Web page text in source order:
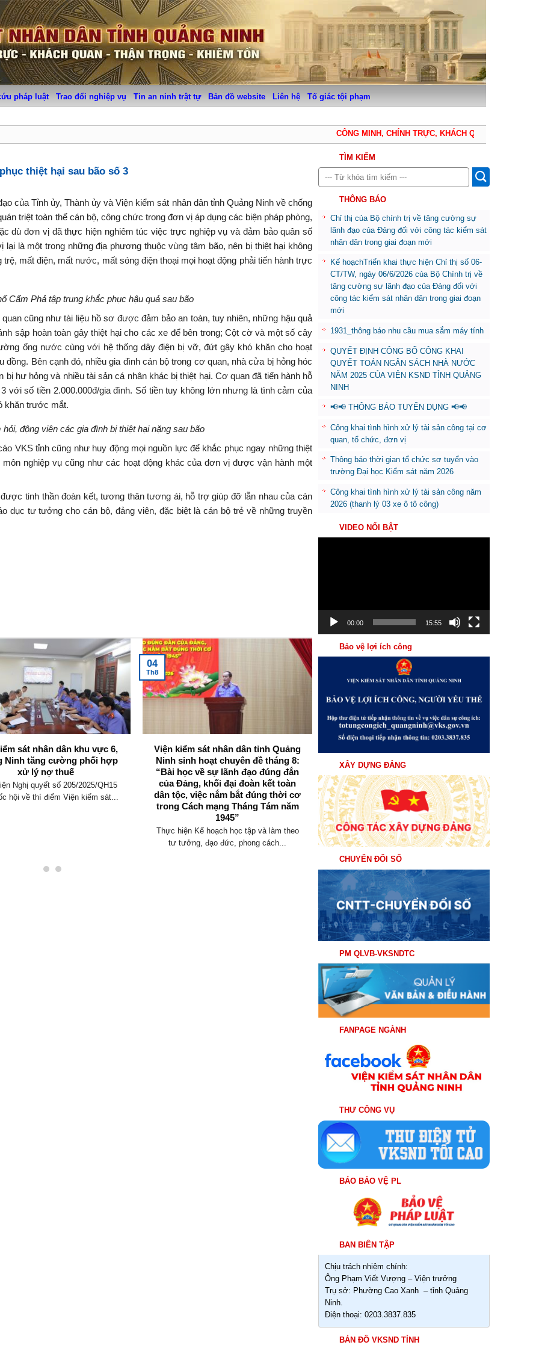
pháp luật Trao đổi nghiệp vụ Tin an ninh trật tự Bản đồ website Liên hệ Tố giác tội phạm
CÔNG MINH, CHÍNH TRỰC, KHÁCH QUAN, THẬN
thiệt hại sau bão số 3
của Tỉnh ủy, Thành ủy và Viện kiểm sát nhân dân tỉnh Quảng Ninh về chống
triệt toàn thể cán bộ, công chức trong đơn vị áp dụng các biện pháp phòng,
dù đơn vị đã thực hiện nghiêm túc việc trực nghiệp vụ và đảm bảo quân số
là một trong những địa phương thuộc vùng tâm bão, nên bị thiệt hại không
mất điện, mất nước, mất sóng điện thoại mọi hoạt động phải tiến hành trực
Cẩm Phả tập trung khắc phục hậu quả sau bão
cũng như tài liệu hồ sơ được đảm bảo an toàn, tuy nhiên, những hậu quả
sập hoàn toàn gây thiệt hại cho các xe để bên trong; Cột cờ và một số cây
ống nước cùng với hệ thống dây điện bị vỡ, đứt gây khó khăn cho hoạt
Bên cạnh đó, nhiều gia đình cán bộ trong cơ quan, nhà cửa bị hỏng hóc
hư hỏng và nhiều tài sản cá nhân khác bị thiệt hại. Cơ quan đã tiến hành hỗ
với số tiền 2.000.000đ/gia đình. Số tiền tuy không lớn nhưng là tình cảm của
khăn trước mắt.
động viên các gia đình bị thiệt hại nặng sau bão
VKS tỉnh cũng như huy động mọi nguồn lực để khắc phục ngay những thiệt
nghiệp vụ cũng như các hoạt động khác của đơn vị được vận hành một
tinh thần đoàn kết, tương thân tương ái, hỗ trợ giúp đỡ lẫn nhau của cán
dục tư tưởng cho cán bộ, đảng viên, đặc biệt là cán bộ trẻ về những truyền
sát nhân dân khu vực 6,
Ninh tăng cường phối hợp
xử lý nợ thuế
Nghị quyết số 205/2025/QH15
hội về thí điểm Viện kiểm sát...
Viện kiểm sát nhân dân tỉnh Quảng
Ninh sinh hoạt chuyên đề tháng 8:
“Bài học về sự lãnh đạo đúng đắn
của Đảng, khối đại đoàn kết toàn
dân tộc, việc nắm bắt đúng thời cơ
trong Cách mạng Tháng Tám năm
1945”
Thực hiện Kế hoạch học tập và làm theo
tư tưởng, đạo đức, phong cách...
04
Th8
Ninh tổ chức Hội nghị giao ban trực
tuyến triển khai nhiệm vụ trọng tâm
tháng 8/2026
Sáng ngày 03/8/2026, Viện kiểm sát nhân
dân (VKSND) tỉnh Quảng Ninh tổ chức
Hội...
TÌM KIẾM
THÔNG BÁO
Chỉ thị của Bộ chính trị về tăng cường sự
lãnh đạo của Đảng đối với công tác kiểm sát
nhân dân trong giai đoạn mới
Kế hoạchTriển khai thực hiện Chỉ thị số 06-
CT/TW, ngày 06/6/2026 của Bộ Chính trị về
tăng cường sự lãnh đạo của Đảng đối với
công tác kiểm sát nhân dân trong giai đoạn
mới
1931_thông báo nhu cầu mua sắm máy tính
QUYẾT ĐỊNH CÔNG BỐ CÔNG KHAI
QUYẾT TOÁN NGÂN SÁCH NHÀ NƯỚC
NĂM 2025 CỦA VIỆN KSND TỈNH QUẢNG
NINH
📢📢 THÔNG BÁO TUYỂN DỤNG 📢📢
Công khai tình hình xử lý tài sản công tại cơ
quan, tổ chức, đơn vị
Thông báo thời gian tổ chức sơ tuyển vào
trường Đại học Kiểm sát năm 2026
Công khai tình hình xử lý tài sản công năm
2026 (thanh lý 03 xe ô tô công)
VIDEO NỔI BẬT
00:00 15:55
Bảo vệ lợi ích công
XÂY DỰNG ĐẢNG
CHUYỂN ĐỔI SỐ
PM QLVB-VKSNDTC
FANPAGE NGÀNH
THƯ CÔNG VỤ
BÁO BẢO VỆ PL
BAN BIÊN TẬP
Chịu trách nhiệm chính:
Ông Phạm Viết Vượng – Viện trưởng
Trụ sở: Phường Cao Xanh – tỉnh Quảng
Ninh.
Điện thoại: 0203.3837.835
BẢN ĐỒ VKSND TỈNH